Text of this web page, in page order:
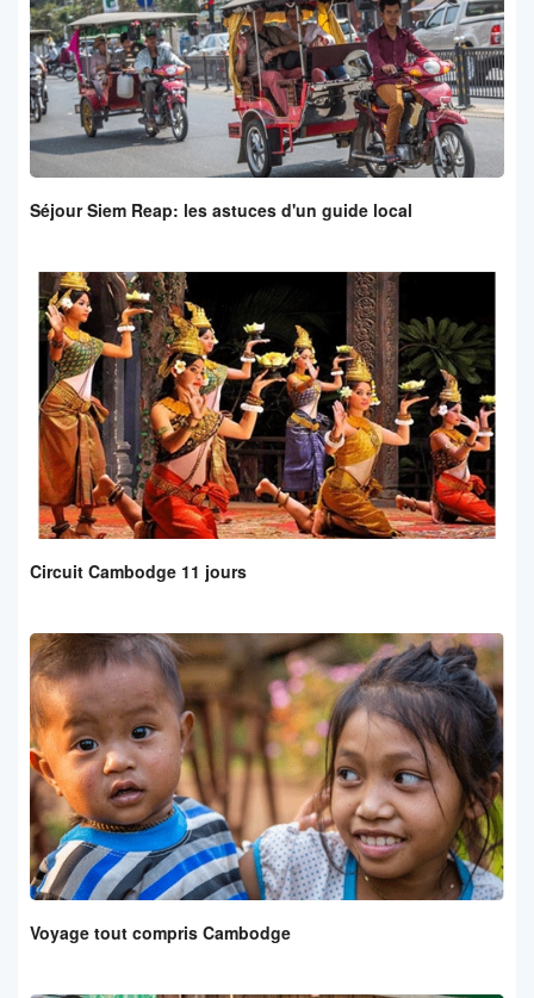
Séjour Siem Reap: les astuces d'un guide local
Circuit Cambodge 11 jours
Voyage tout compris Cambodge